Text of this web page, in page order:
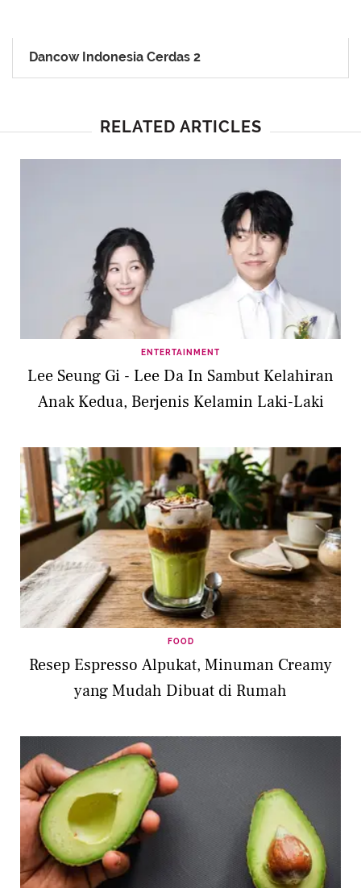
Dancow Indonesia Cerdas 2
RELATED ARTICLES
ENTERTAINMENT
Lee Seung Gi - Lee Da In Sambut Kelahiran
Anak Kedua, Berjenis Kelamin Laki-Laki
FOOD
Resep Espresso Alpukat, Minuman Creamy
yang Mudah Dibuat di Rumah